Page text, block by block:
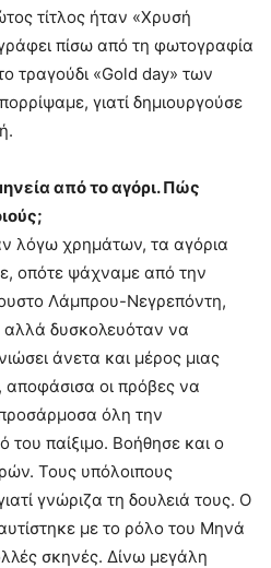
τίτλος ήταν «Χρυσή
πίσω από τη φωτογραφία
τραγούδι «Gold day» των
γιατί δημιουργούσε
από το αγόρι. Πώς
λόγω χρημάτων, τα αγόρια
οπότε ψάχναμε από την
Λάμπρου-Νεγρεπόντη,
αλλά δυσκολευόταν να
άνετα και μέρος μιας
αποφάσισα οι πρόβες να
προσάρμοσα όλη την
του παίξιμο. Βοήθησε και ο
Τους υπόλοιπους
γνώριζα τη δουλειά τους. Ο
με το ρόλο του Μηνά
σκηνές. Δίνω μεγάλη